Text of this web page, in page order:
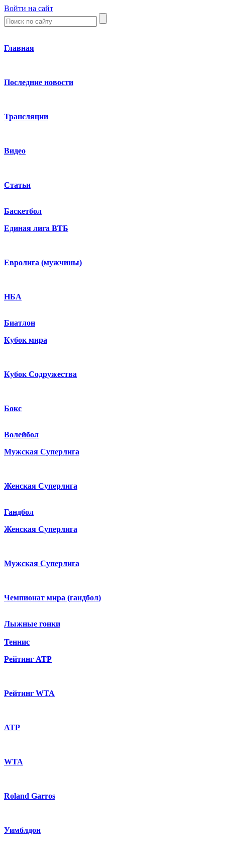
Войти на сайт
Главная
Последние новости
Трансляции
Видео
Статьи
Баскетбол
Единая лига ВТБ
Евролига (мужчины)
НБА
Биатлон
Кубок мира
Кубок Содружества
Бокс
Волейбол
Мужская Суперлига
Женская Суперлига
Гандбол
Женская Суперлига
Мужская Суперлига
Чемпионат мира (гандбол)
Лыжные гонки
Теннис
Рейтинг ATP
Рейтинг WTA
ATP
WTA
Roland Garros
Уимблдон